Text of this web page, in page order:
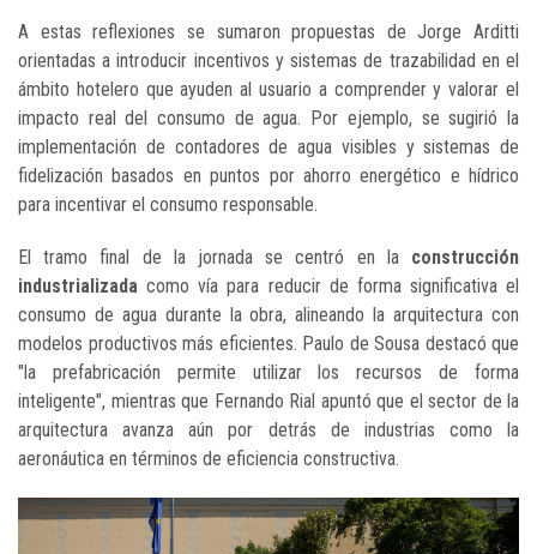
A estas reflexiones se sumaron propuestas de Jorge Arditti
orientadas a introducir incentivos y sistemas de trazabilidad en el
ámbito hotelero que ayuden al usuario a comprender y valorar el
impacto real del consumo de agua. Por ejemplo, se sugirió la
implementación de contadores de agua visibles y sistemas de
fidelización basados en puntos por ahorro energético e hídrico
para incentivar el consumo responsable.
El tramo final de la jornada se centró en la construcción
industrializada como vía para reducir de forma significativa el
consumo de agua durante la obra, alineando la arquitectura con
modelos productivos más eficientes. Paulo de Sousa destacó que
"la prefabricación permite utilizar los recursos de forma
inteligente", mientras que Fernando Rial apuntó que el sector de la
arquitectura avanza aún por detrás de industrias como la
aeronáutica en términos de eficiencia constructiva.